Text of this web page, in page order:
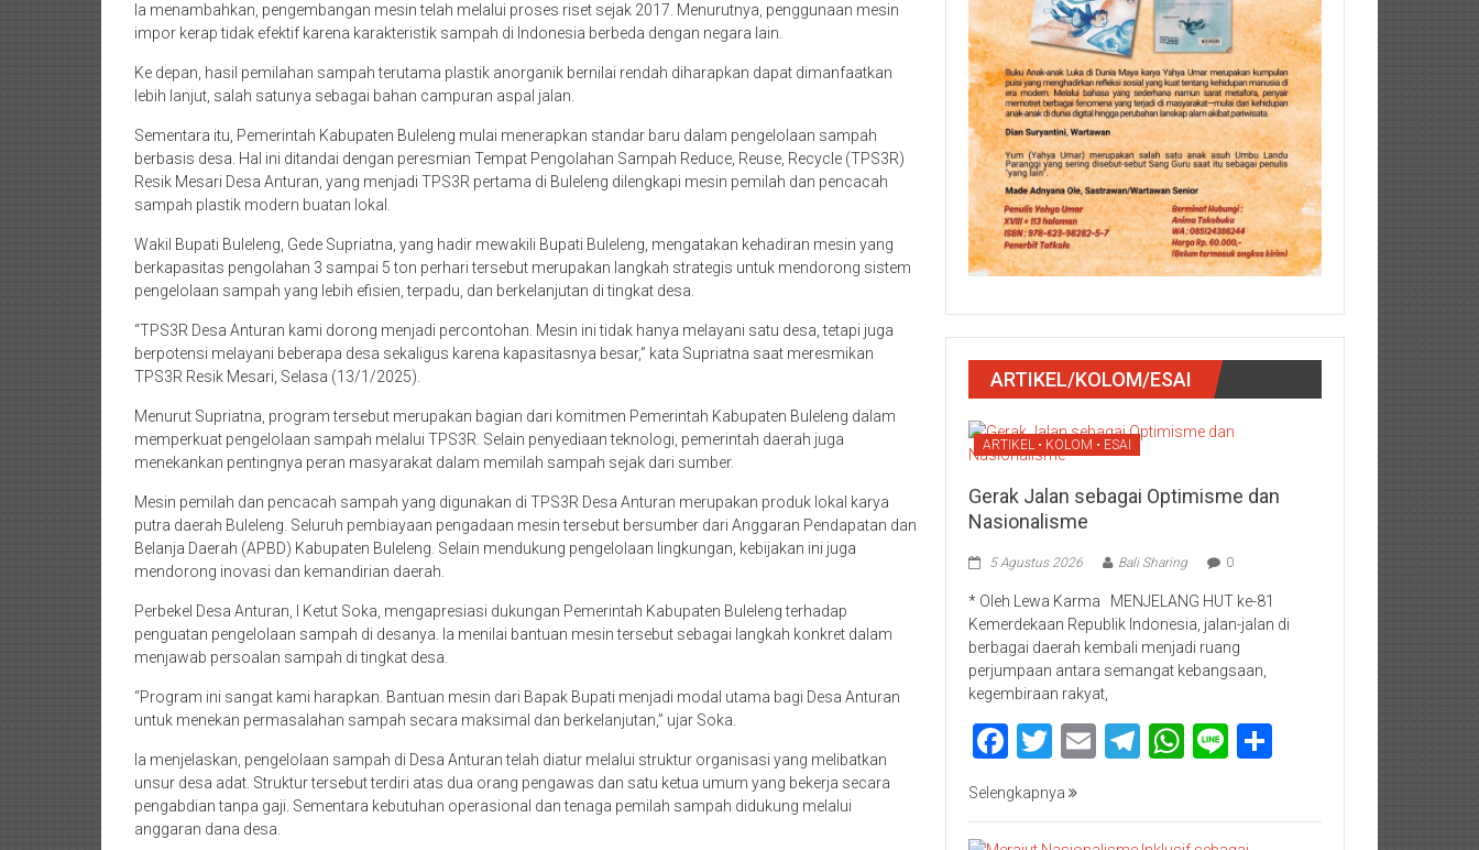
Ia menambahkan, pengembangan mesin telah melalui proses riset sejak 2017. Menurutnya, penggunaan mesin
impor kerap tidak efektif karena karakteristik sampah di Indonesia berbeda dengan negara lain.
Ke depan, hasil pemilahan sampah terutama plastik anorganik bernilai rendah diharapkan dapat dimanfaatkan
lebih lanjut, salah satunya sebagai bahan campuran aspal jalan.
Sementara itu, Pemerintah Kabupaten Buleleng mulai menerapkan standar baru dalam pengelolaan sampah
berbasis desa. Hal ini ditandai dengan peresmian Tempat Pengolahan Sampah Reduce, Reuse, Recycle (TPS3R)
Resik Mesari Desa Anturan, yang menjadi TPS3R pertama di Buleleng dilengkapi mesin pemilah dan pencacah
sampah plastik modern buatan lokal.
Wakil Bupati Buleleng, Gede Supriatna, yang hadir mewakili Bupati Buleleng, mengatakan kehadiran mesin yang
berkapasitas pengolahan 3 sampai 5 ton perhari tersebut merupakan langkah strategis untuk mendorong sistem
pengelolaan sampah yang lebih efisien, terpadu, dan berkelanjutan di tingkat desa.
“TPS3R Desa Anturan kami dorong menjadi percontohan. Mesin ini tidak hanya melayani satu desa, tetapi juga
berpotensi melayani beberapa desa sekaligus karena kapasitasnya besar,” kata Supriatna saat meresmikan
TPS3R Resik Mesari, Selasa (13/1/2025).
Menurut Supriatna, program tersebut merupakan bagian dari komitmen Pemerintah Kabupaten Buleleng dalam
memperkuat pengelolaan sampah melalui TPS3R. Selain penyediaan teknologi, pemerintah daerah juga
menekankan pentingnya peran masyarakat dalam memilah sampah sejak dari sumber.
Mesin pemilah dan pencacah sampah yang digunakan di TPS3R Desa Anturan merupakan produk lokal karya
putra daerah Buleleng. Seluruh pembiayaan pengadaan mesin tersebut bersumber dari Anggaran Pendapatan dan
Belanja Daerah (APBD) Kabupaten Buleleng. Selain mendukung pengelolaan lingkungan, kebijakan ini juga
mendorong inovasi dan kemandirian daerah.
Perbekel Desa Anturan, I Ketut Soka, mengapresiasi dukungan Pemerintah Kabupaten Buleleng terhadap
penguatan pengelolaan sampah di desanya. Ia menilai bantuan mesin tersebut sebagai langkah konkret dalam
menjawab persoalan sampah di tingkat desa.
“Program ini sangat kami harapkan. Bantuan mesin dari Bapak Bupati menjadi modal utama bagi Desa Anturan
untuk menekan permasalahan sampah secara maksimal dan berkelanjutan,” ujar Soka.
Ia menjelaskan, pengelolaan sampah di Desa Anturan telah diatur melalui struktur organisasi yang melibatkan
unsur desa adat. Struktur tersebut terdiri atas dua orang pengawas dan satu ketua umum yang bekerja secara
pengabdian tanpa gaji. Sementara kebutuhan operasional dan tenaga pemilah sampah didukung melalui
anggaran dana desa.
ARTIKEL/KOLOM/ESAI
ARTIKEL • KOLOM • ESAI
Gerak Jalan sebagai Optimisme dan
Nasionalisme
5 Agustus 2026 Bali Sharing 0
* Oleh Lewa Karma MENJELANG HUT ke-81
Kemerdekaan Republik Indonesia, jalan-jalan di
berbagai daerah kembali menjadi ruang
perjumpaan antara semangat kebangsaan,
kegembiraan rakyat,
Facebook
Twitter
EmailTelegram
WhatsApp
Line
Selengkapnya